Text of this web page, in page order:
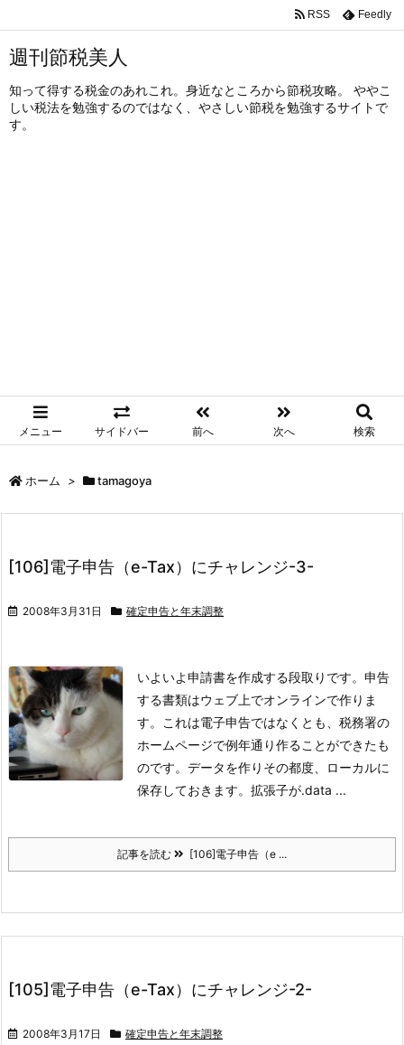
週刊節税美人
知って得する税金のあれこれ。身近なところから節税攻略。 ややこ
しい税法を勉強するのではなく、やさしい節税を勉強するサイトで
す。
メニュー サイドバー 前へ 次へ 検索
RSS Feedly
ホーム > tamagoya
[106]電子申告（e-Tax）にチャレンジ-3-
2008年3月31日 確定申告と年末調整
いよいよ申請書を作成する段取りです。申告
する書類はウェブ上でオンラインで作りま
す。これは電子申告ではなくとも、税務署の
ホームページで例年通り作ることができたも
のです。データを作りその都度、ローカルに
保存しておきます。拡張子が.data ...
記事を読む [106]電子申告（e ...
[105]電子申告（e-Tax）にチャレンジ-2-
2008年3月17日 確定申告と年末調整